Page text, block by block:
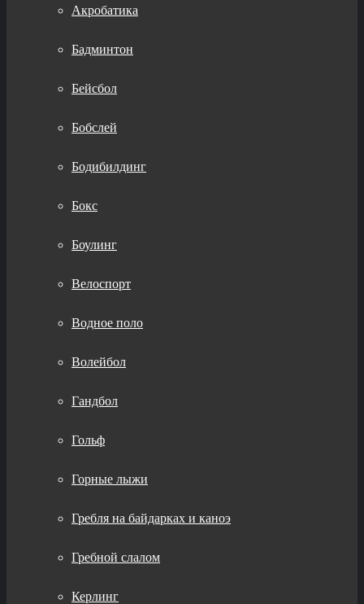
Акробатика
Бадминтон
Бейсбол
Бобслей
Бодибилдинг
Бокс
Боулинг
Велоспорт
Водное поло
Волейбол
Гандбол
Гольф
Горные лыжи
Гребля на байдарках и каноэ
Гребной слалом
Керлинг